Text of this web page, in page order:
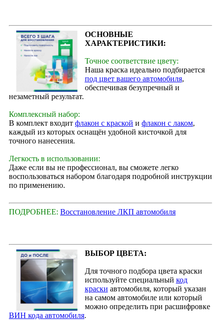
ОСНОВНЫЕ
ХАРАКТЕРИСТИКИ:
Точное соответствие цвету:
Наша краска идеально подбирается
под цвет вашего автомобиля,
обеспечивая безупречный и
незаметный результат.
Комплексный набор:
В комплект входит флакон с краской и флакон с лаком,
каждый из которых оснащён удобной кисточкой для
точного нанесения.
Легкость в использовании:
Даже если вы не профессионал, вы сможете легко
воспользоваться набором благодаря подробной инструкции
по применению.
ПОДРОБНЕЕ: Восстановление ЛКП автомобиля
ВЫБОР ЦВЕТА:
Для точного подбора цвета краски
используйте специальный код
краски автомобиля, который указан
на самом автомобиле или который
можно определить при расшифровке
ВИН кода автомобиля.